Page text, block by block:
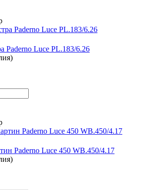
Paderno Luce PL.183/6.26
Paderno Luce 450 WB.450/4.17